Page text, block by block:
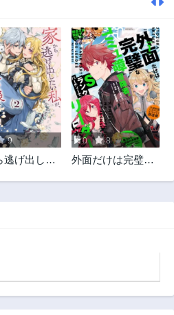
第34.2話
3ヶ月前
第33.3話
3ヶ月前
第33.1話
3ヶ月前
第32.3話
3ヶ月前
第32.1話
9
逃げ出した
ってしまっ
0 8
外面だけは完璧な
ーでリーダーにな